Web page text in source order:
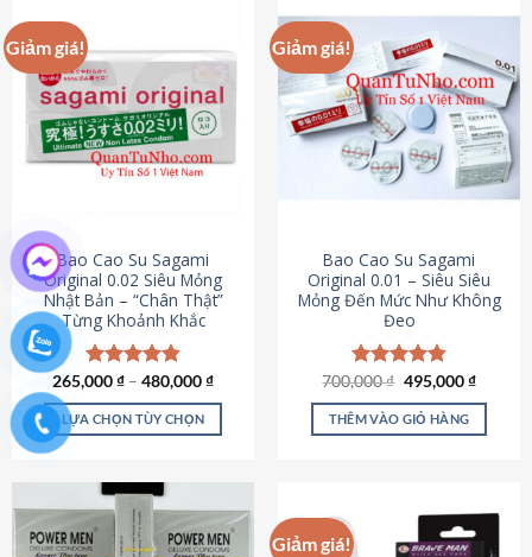
thể
được
chọn
trên
trang
sản
phẩm
Giảm giá!
Bao Cao Su Sagami
Original 0.02 Siêu Mỏng
Nhật Bản – “Chân Thật”
Từng Khoảnh Khắc
Được xếp
hạng4.87
5 sao
265,000₫ – 480,000₫
LỰA CHỌN TÙY CHỌN
này
có
nhiều
Giảm giá!
Bao Cao Su Sagami
Original 0.01 – Siêu Siêu
Mỏng Đến Mức Như Không
Đeo
Được xếp
hạng4.83
5 sao
700,000₫ Giá
là:
700,000 ₫.
495,000₫Giá
tại
THÊM VÀO GIỎ HÀNG
Giảm giá!